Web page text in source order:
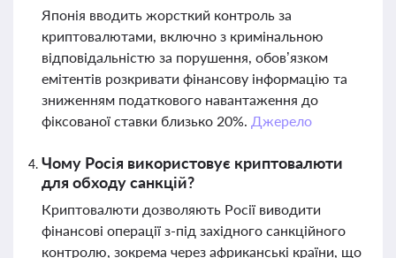
Японія вводить жорсткий контроль за
криптовалютами, включно з кримінальною
відповідальністю за порушення, обов’язком
емітентів розкривати фінансову інформацію та
зниженням податкового навантаження до
фіксованої ставки близько 20%. Джерело
Чому Росія використовує криптовалюти
для обходу санкцій?
Криптовалюти дозволяють Росії виводити
фінансові операції з-під західного санкційного
контролю, зокрема через африканські країни, що